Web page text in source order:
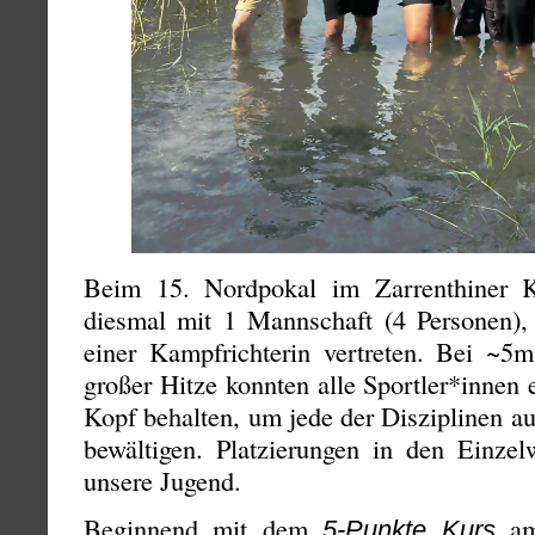
Beim 15. Nordpokal im Zarrenthiner
diesmal mit 1 Mannschaft (4
einer Kampfrichterin vertreten. Bei
großer Hitze konnten alle Sportler*innen
Kopf behalten, um jede der Disziplinen
bewältigen. Platzierungen in den
unsere Jugend.
Beginnend mit dem